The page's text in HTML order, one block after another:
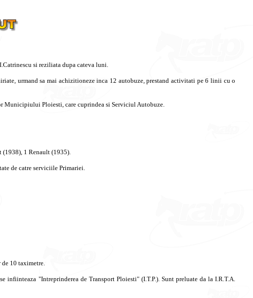
I.Catrinescu si reziliata dupa cateva luni.
, urmand sa mai achizitioneze inca 12 autobuze,prestand activitati pe6 linii cu o
Municipiului Ploiesti, care cuprindea si ServiciulAutobuze.
(1938), 1 Renault (1935).
de catre serviciile Primariei.
de 10 taximetre.
seinfiinteaza "Intreprindereade Transport Ploiesti" (I.T.P.). Sunt preluate dala I.R.T.A.